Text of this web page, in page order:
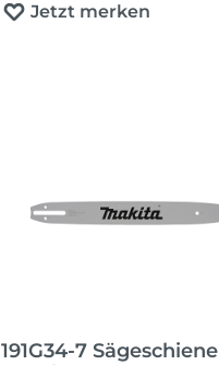
Jetzt merken
191G34-7 Sägeschiene